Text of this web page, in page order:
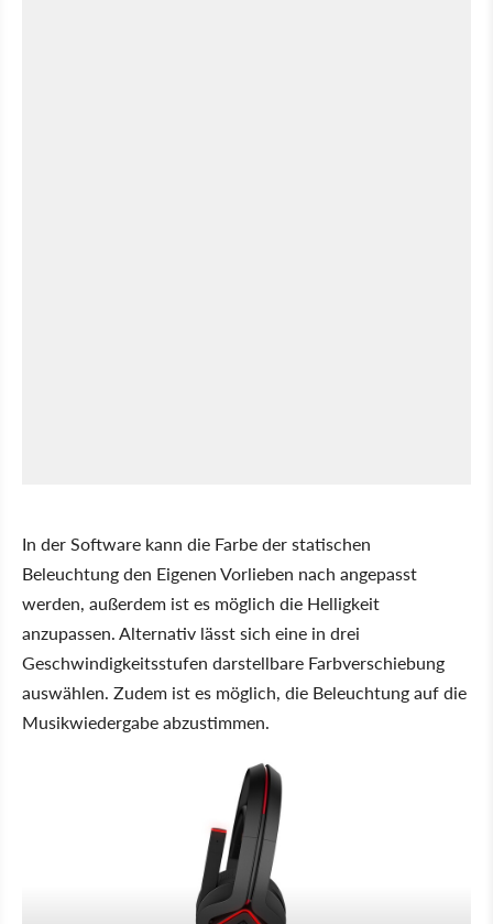
In der Software kann die Farbe der statischen
Beleuchtung den Eigenen Vorlieben nach angepasst
werden, außerdem ist es möglich die Helligkeit
anzupassen. Alternativ lässt sich eine in drei
Geschwindigkeitsstufen darstellbare Farbverschiebung
auswählen. Zudem ist es möglich, die Beleuchtung auf die
Musikwiedergabe abzustimmen.